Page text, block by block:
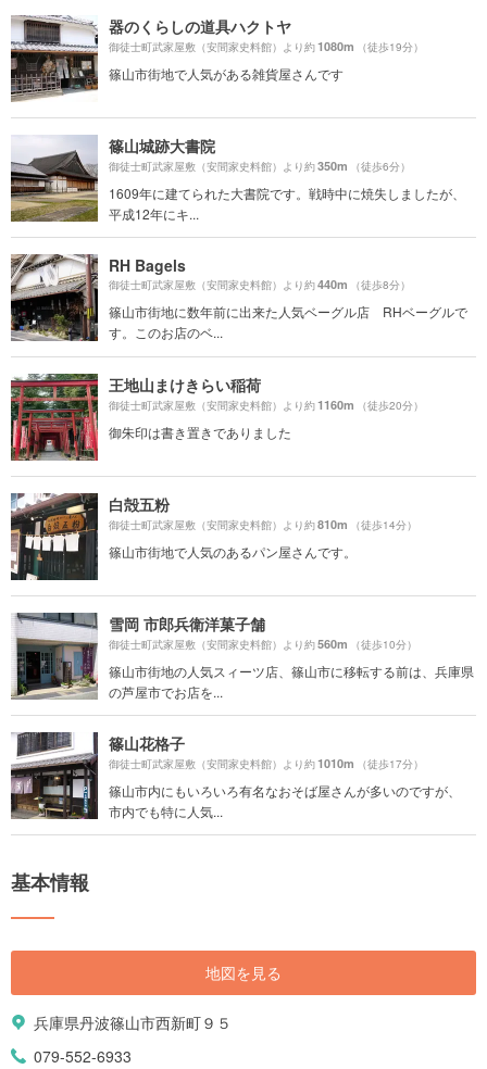
器のくらしの道具ハクトヤ
御徒士町武家屋敷（安間家史料館）より約1080m （徒歩19分）
篠山市街地で人気がある雑貨屋さんです
篠山城跡大書院
御徒士町武家屋敷（安間家史料館）より約350m （徒歩6分）
1609年に建てられた大書院です。戦時中に焼失しましたが、
平成12年にキ...
RH Bagels
御徒士町武家屋敷（安間家史料館）より約440m （徒歩8分）
篠山市街地に数年前に出来た人気ベーグル店 RHベーグルで
す。このお店のベ...
王地山まけきらい稲荷
御徒士町武家屋敷（安間家史料館）より約1160m （徒歩20分）
御朱印は書き置きでありました
白殻五粉
御徒士町武家屋敷（安間家史料館）より約810m （徒歩14分）
篠山市街地で人気のあるパン屋さんです。
雪岡 市郎兵衛洋菓子舗
御徒士町武家屋敷（安間家史料館）より約560m （徒歩10分）
篠山市街地の人気スィーツ店、篠山市に移転する前は、兵庫県
の芦屋市でお店を...
篠山花格子
御徒士町武家屋敷（安間家史料館）より約1010m （徒歩17分）
篠山市内にもいろいろ有名なおそば屋さんが多いのですが、
市内でも特に人気...
基本情報
地図を見る
兵庫県丹波篠山市西新町９５
079-552-6933